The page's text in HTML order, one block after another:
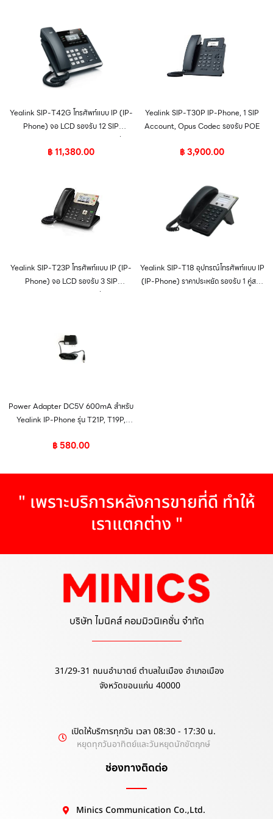
Yealink SIP-T42G โทรศัพท์แบบ IP (IP-
Phone) จอ LCD รองรับ 12 SIP
Account, HD Voice 2 Port รองรับ
POE
฿11,380.00
Yealink SIP-T30P IP-Phone, 1 SIP
Account, Opus Codec รองรับ POE
฿3,900.00
Yealink SIP-T23P โทรศัพท์แบบ IP (IP-
Phone) จอ LCD รองรับ 3 SIP
Account, HD Voice รองรับ POE
Yealink SIP-T18 อุปกรณ์โทรศัพท์แบบ IP
(IP-Phone) ราคาประหยัด รองรับ 1 คู่สาย
Power Adapter DC5V 600mA สำหรับ
Yealink IP-Phone รุ่น T21P, T19P,
฿580.00
" เพราะบริการหลังการขายที่ดี ทำให้
เราแตกต่าง "
บริษัท ไมนิคส์ คอมมิวนิเคชั่น จำกัด
31/29-31 ถนนอำมาตย์ ตำบลในเมือง อำเภอเมือง
จังหวัดขอนแก่น 40000
เปิดให้บริการทุกวัน เวลา 08:30 - 17:30 น.
หยุดทุกวันอาทิตย์และวันหยุดนักขัตฤกษ์
ช่องทางติดต่อ
Minics Communication Co.,Ltd.